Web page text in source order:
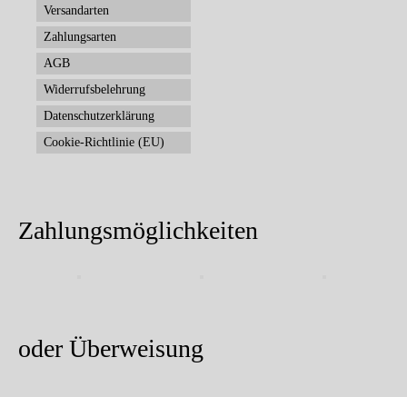
Versandarten
Zahlungsarten
AGB
Widerrufsbelehrung
Datenschutzerklärung
Cookie-Richtlinie (EU)
Zahlungsmöglichkeiten
oder Überweisung